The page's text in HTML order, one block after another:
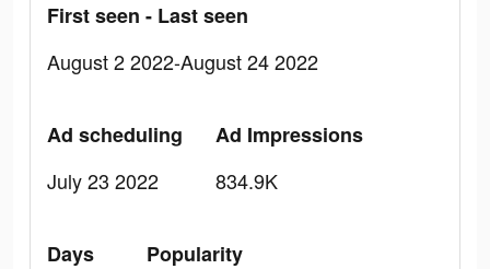
First seen - Last seen
August 2 2022-August 24 2022
Ad scheduling
July 23 2022
Ad Impressions
834.9K
Days
Popularity